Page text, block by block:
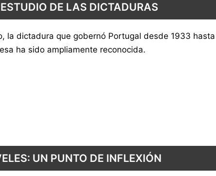
DE LAS DICTADURAS
dictadura que gobernó Portugal desde 1933
ha sido ampliamente reconocida.
UN PUNTO DE INFLEXIÓN